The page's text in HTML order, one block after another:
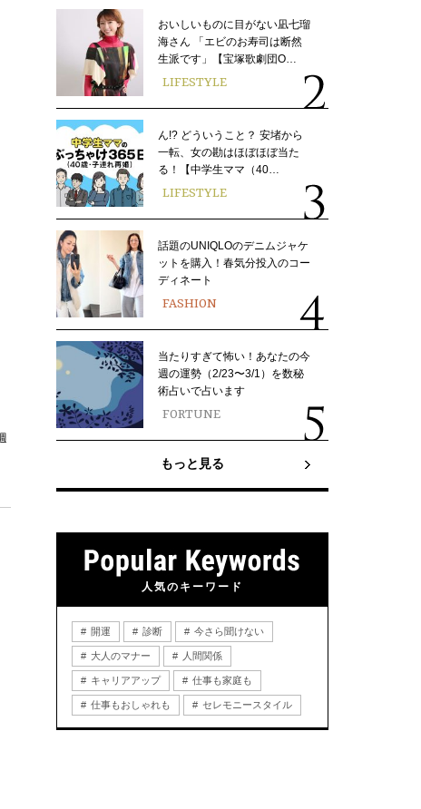
おいしいものに目がない凪七瑠
海さん 「エビのお寿司は断然
生派です」【宝塚歌劇団O…
LIFESTYLE
ん!? どういうこと？ 安堵から
一転、女の勘はほぼほぼ当た
る！【中学生ママ（40…
LIFESTYLE
話題のUNIQLOのデニムジャケ
ットを購入！春気分投入のコー
ディネート
FASHION
当たりすぎて怖い！あなたの今
週の運勢（2/23〜3/1）を数秘
術占いで占います
FORTUNE
もっと見る
人気のキーワード
開運 診断 今さら聞けない
大人のマナー 人間関係
キャリアアップ 仕事も家庭も
仕事もおしゃれも セレモニースタイル